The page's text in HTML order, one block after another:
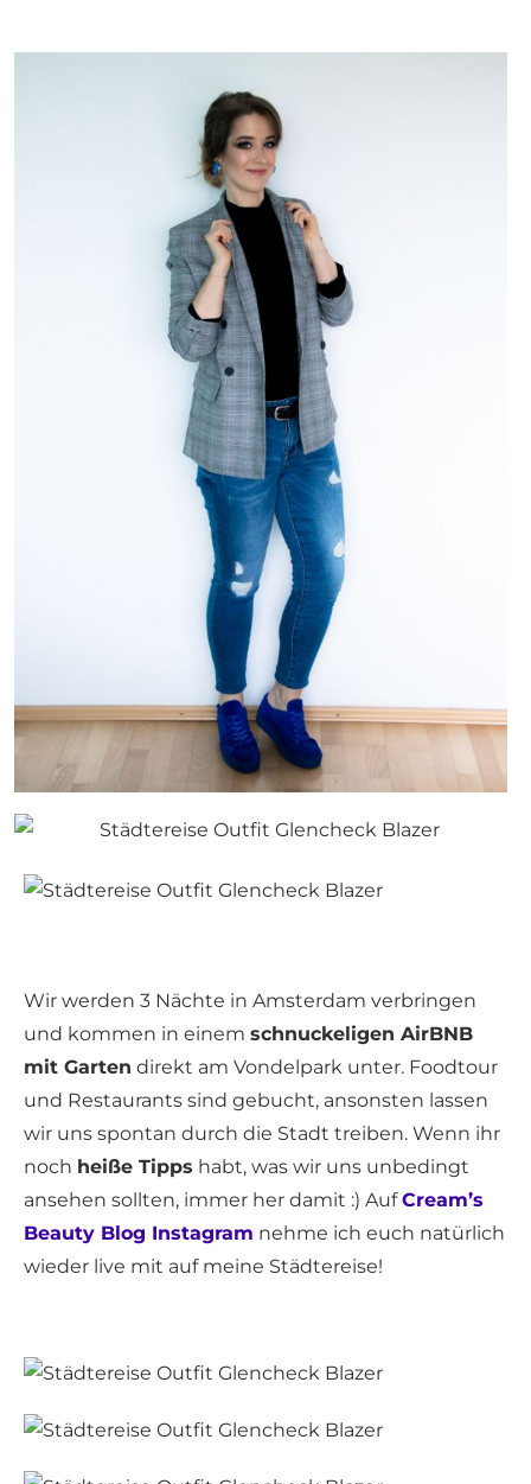
Wir werden 3 Nächte in Amsterdam verbringen
und kommen in einem schnuckeligen AirBNB
mit Garten direkt am Vondelpark unter. Foodtour
und Restaurants sind gebucht, ansonsten lassen
wir uns spontan durch die Stadt treiben. Wenn ihr
noch heiße Tipps habt, was wir uns unbedingt
ansehen sollten, immer her damit :) AufCream’s
Beauty Blog Instagram nehme ich euch natürlich
wieder live mit auf meine Städtereise!